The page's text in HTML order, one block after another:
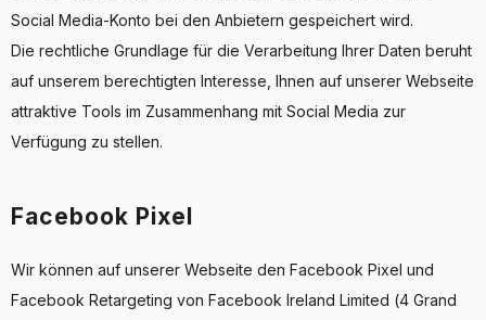
Social Media-Konto bei den Anbietern gespeichert wird.
Die rechtliche Grundlage für die Verarbeitung Ihrer Daten beruht
auf unserem berechtigten Interesse, Ihnen auf unserer Webseite
attraktive Tools im Zusammenhang mit Social Media zur
Verfügung zu stellen.
Facebook Pixel
Wir können auf unserer Webseite den Facebook Pixel und
Facebook Retargeting von Facebook Ireland Limited (4 Grand